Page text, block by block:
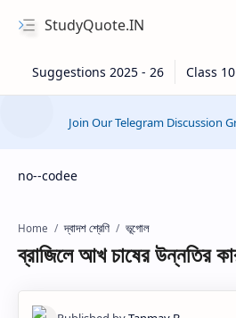
StudyQuote.IN
Join Our Telegram Discussion
no--codee
Home দ্বাদশ শ্রেণি ভূগোল
ব্রাজিলে আখ চাষের উন্নতির